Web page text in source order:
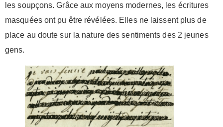
les soupçons. Grâce aux moyens modernes, les écritures
masquées ont pu être révélées. Elles ne laissent plus de
place au doute sur la nature des sentiments des 2 jeunes
gens.